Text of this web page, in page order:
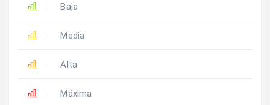
Baja
Media
Alta
Máxima